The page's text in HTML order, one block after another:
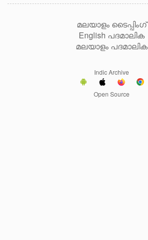
മലയാളം ടൈപ്പിംഗ്
English പദമാലിക
മലയാളം പദമാലിക
Indic Archive
Open Source